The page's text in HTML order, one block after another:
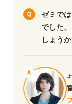
ゼミで
でした
しょうか